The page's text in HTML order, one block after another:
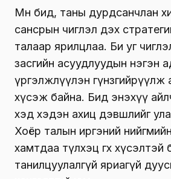
Мөн бид, таны дурдсанчлан
сансрын чиглэл дэх
талаар ярилцлаа. Би уг
засгийн асуудлуудын нэгэн
үргэлжлүүлэн гүнзгийрүүлж
хүсэж байна. Бид энэхүү
хэд хэдэн ахиц дэвшлийг
Хоёр талын иргэний
хамтдаа түлхэц өгөх хүсэлтэй
танилцуулалгүй яриагүй